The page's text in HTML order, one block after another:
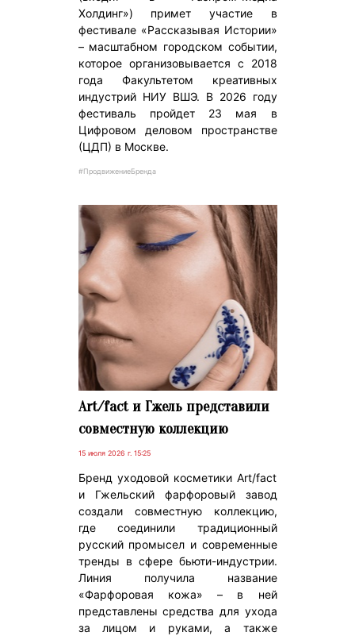
Холдинг») примет участие в
фестивале «Рассказывая Истории»
– масштабном городском событии,
которое организовывается с 2018
года Факультетом креативных
индустрий НИУ ВШЭ. В 2026 году
фестиваль пройдет 23 мая в
Цифровом деловом пространстве
(ЦДП) в Москве.
#ПродвижениеБренда
Art/fact и Гжель представили
совместную коллекцию
15 июля 2026 г. 15:25
Бренд уходовой косметики Art/fact
и Гжельский фарфоровый завод
создали совместную коллекцию,
где соединили традиционный
русский промысел и современные
тренды в сфере бьюти-индустрии.
Линия получила название
«Фарфоровая кожа» – в ней
представлены средства для ухода
за лицом и руками, а также